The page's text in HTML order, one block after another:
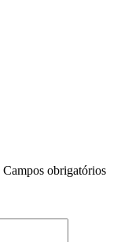
Campos obrigatórios